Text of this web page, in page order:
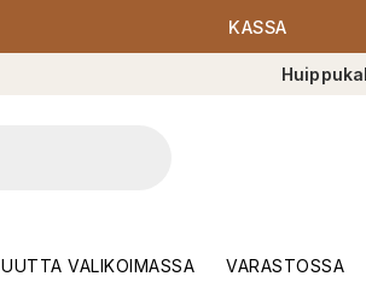
KASSA
UUTTA VALIKOIMASSA VARASTOSSA